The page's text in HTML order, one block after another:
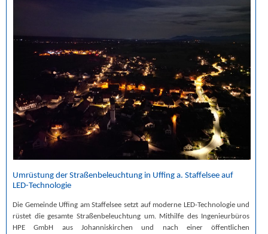
Umrüstung der Straßenbeleuchtung in Uffing a. Staffelsee auf
LED-Technologie
Die Gemeinde Uffing am Staffelsee setzt auf moderne LED-Technologie und
rüstet die gesamte Straßenbeleuchtung um. Mithilfe des Ingenieurbüros
HPE GmbH aus Johanniskirchen und nach einer öffentlichen